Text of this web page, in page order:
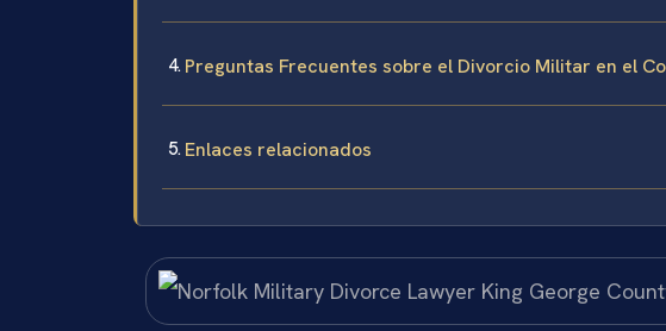
Preguntas Frecuentes sobre el Divorcio Militar en el
Enlaces relacionados